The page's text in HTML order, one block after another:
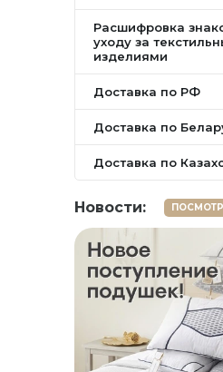
Расшифровка
уходу за
изделиями
Доставка по РФ
Доставка по
Доставка по
Новости: